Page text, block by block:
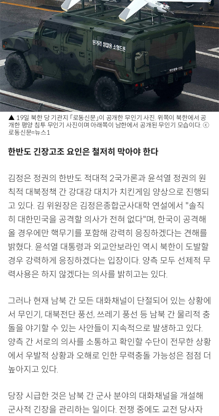
▲ 19일 북한 당 기관지 「로동신문」이 공개한 무인기 사진. 위쪽이 북한에서 공
개한 평양 침투 무인기 사진이며 아래쪽이 남한에서 공개된 무인기 모습이다. ⓒ
로동신문=뉴스1
한반도 긴장고조 요인은 철저히 막아야 한다
김정은 정권의 한반도 적대적 2국가론과 윤석열 정권의 원
칙적 대북정책 간 강대강 대치가 치킨게임 양상으로 진행되
고 있다. 김 위원장은 김정은종합군사대학 연설에서 "솔직
히 대한민국을 공격할 의사가 전혀 없다"며, 한국이 공격해
올 경우에만 핵무기를 포함해 강력히 응징하겠다는 견해를
밝혔다. 윤석열 대통령과 외교안보라인 역시 북한이 도발할
경우 강력하게 응징하겠다는 입장이다. 양측 모두 선제적 무
력사용은 하지 않겠다는 의사를 밝히고는 있다.
그러나 현재 남북 간 모든 대화채널이 단절되어 있는 상황에
서 무인기, 대북전단 풍선, 쓰레기 풍선 등 남북 간 물리적 충
돌을 야기할 수 있는 사안들이 지속적으로 발생하고 있다.
양측 간 서로의 의사를 소통하고 확인할 수단이 전무한 상황
에서 우발적 상황과 오해로 인한 무력충돌 가능성은 점점 더
높아지고 있다.
당장 시급한 것은 남북 간 군사 분야의 대화채널을 개설해
군사적 긴장을 관리하는 일이다. 전쟁 중에도 교전 당사자